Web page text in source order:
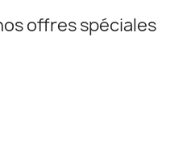
offres spéciales